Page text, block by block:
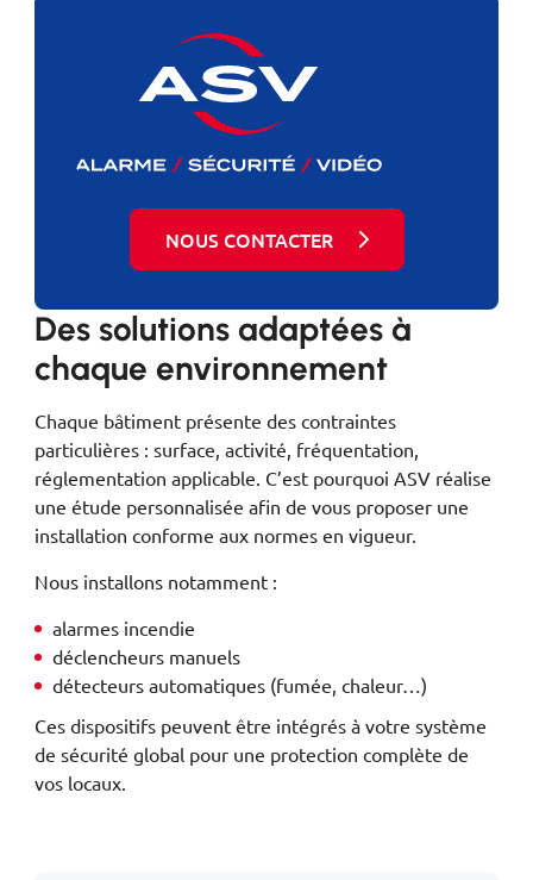
Des solutions adaptées à
chaque environnement
Chaque bâtiment présente des contraintes
particulières : surface, activité, fréquentation,
réglementation applicable. C’est pourquoi ASV réalise
une étude personnalisée afin de vous proposer une
installation conforme aux normes en vigueur.
Nous installons notamment :
alarmes incendie
déclencheurs manuels
détecteurs automatiques (fumée, chaleur…)
Ces dispositifs peuvent être intégrés à votre système
de sécurité global pour une protection complète de
vos locaux.
NOUS CONTACTER